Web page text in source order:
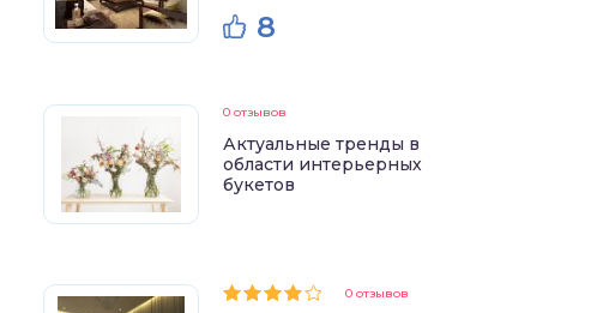
8
0 отзывов
Актуальные тренды в
области интерьерных
букетов
0 отзывов